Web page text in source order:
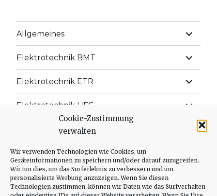
Cookie-Zustimmung
verwalten
Wir verwenden Technologien wie Cookies, um
Geräteinformationen zu speichern und/oder darauf zuzugreifen.
Wir tun dies, um das Surferlebnis zu verbessern und um
personalisierte Werbung anzuzeigen. Wenn Sie diesen
Technologien zustimmen, können wir Daten wie das Surfverhalten
Allgemeines
Elektrotechnik BMT
Elektrotechnik ETR
Elektrotechnik UFC
Elektrotechnik ISD
Messtechnik
Regelungstechnik